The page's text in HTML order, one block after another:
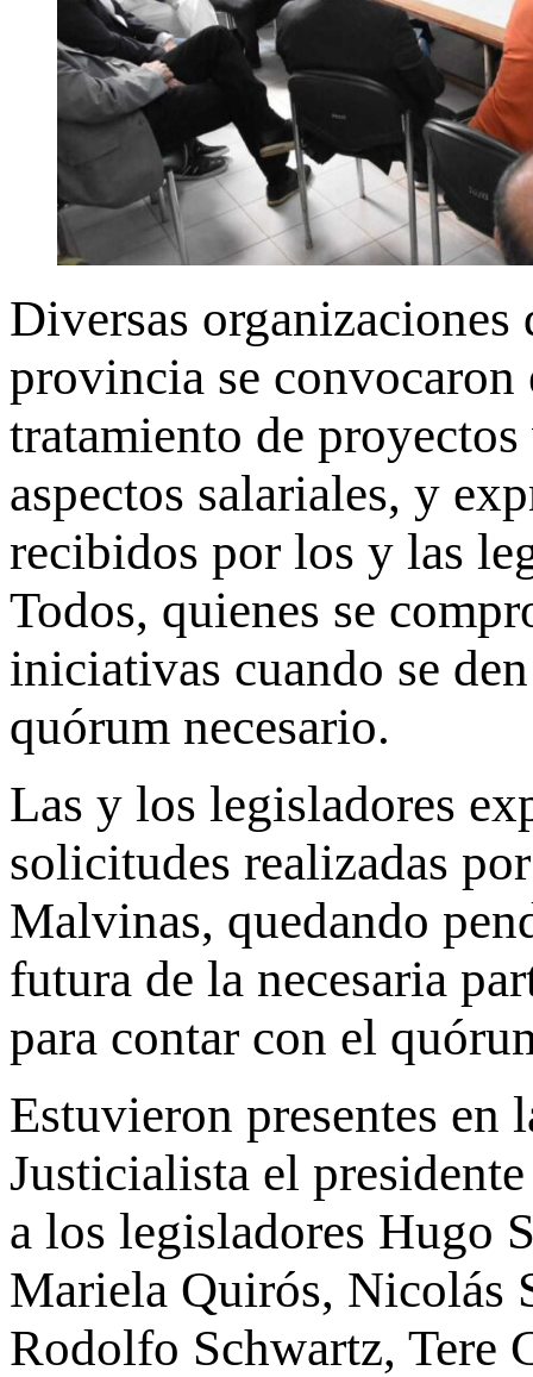
Diversas
provincia se
tratamiento de
aspectos salariales, y
recibidos por los y las
Todos, quienes se
iniciativas cuando se
quórum necesario.
Las y los legisladores
solicitudes realizadas
Malvinas, quedando
futura de la necesaria
para contar con el
Estuvieron presentes en
Justicialista el
a los legisladores Hugo
Mariela Quirós, Nicolás
Rodolfo Schwartz, Tere